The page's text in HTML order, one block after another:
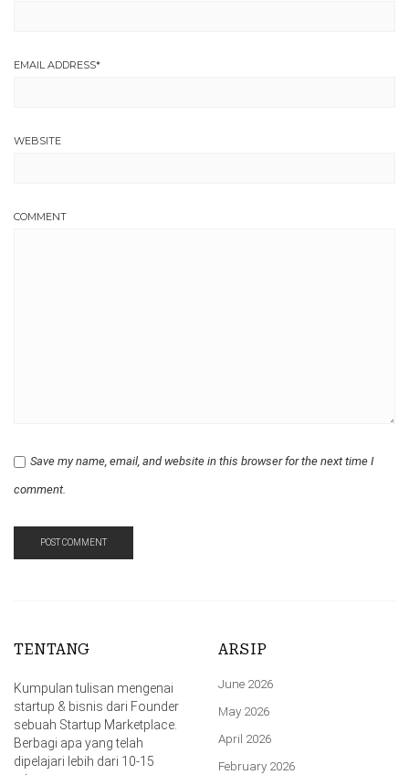
EMAIL ADDRESS*
WEBSITE
COMMENT
Save my name, email, and website in this browser for the next time I
comment.
TENTANG
Kumpulan tulisan mengenai
startup & bisnis dari Founder
sebuah Startup Marketplace.
Berbagi apa yang telah
dipelajari lebih dari 10-15
ARSIP
June 2026
May 2026
April 2026
February 2026